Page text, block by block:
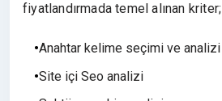
fiyatlandırmada temel alınan kriter;
Anahtar kelime seçimi ve analizi
Site içi Seo analizi